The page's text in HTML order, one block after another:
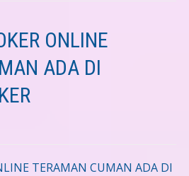
ONLINE
ADA DI
TERAMAN CUMAN ADA DI